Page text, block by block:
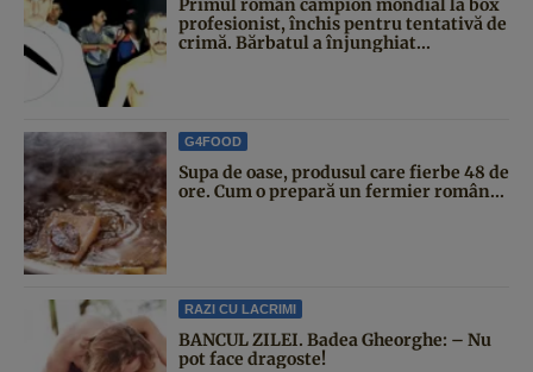
Primul român campion mondial la box
profesionist, închis pentru tentativă de
crimă. Bărbatul a înjunghiat...
G4FOOD
Supa de oase, produsul care fierbe 48 de
ore. Cum o prepară un fermier român...
RAZI CU LACRIMI
BANCUL ZILEI. Badea Gheorghe: – Nu
pot face dragoste!